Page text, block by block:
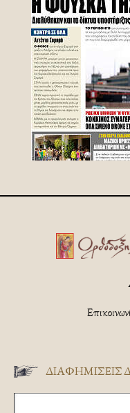
ΔΙΑΦΗΜΊΣΕΙΣ